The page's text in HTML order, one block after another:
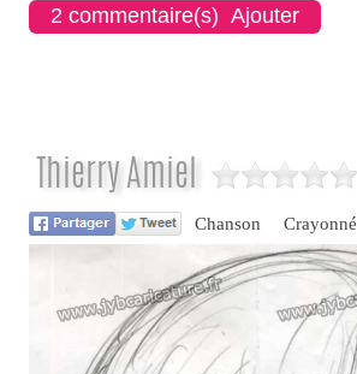
2 commentaire(s) Ajouter
Thierry Amiel
Chanson Crayonné